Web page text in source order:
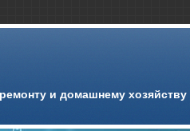
и домашнему хозяйству